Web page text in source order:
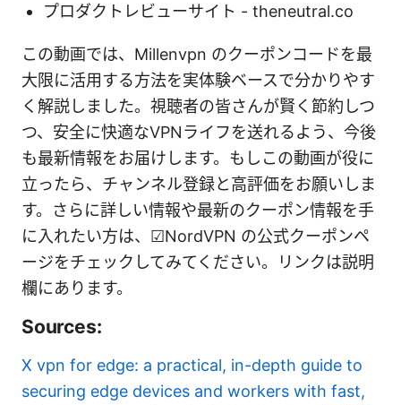
プロダクトレビューサイト - theneutral.co
この動画では、Millenvpn のクーポンコードを最
大限に活用する方法を実体験ベースで分かりやす
く解説しました。視聴者の皆さんが賢く節約しつ
つ、安全に快適なVPNライフを送れるよう、今後
も最新情報をお届けします。もしこの動画が役に
立ったら、チャンネル登録と高評価をお願いしま
す。さらに詳しい情報や最新のクーポン情報を手
に入れたい方は、☑︎NordVPN の公式クーポンペ
ージをチェックしてみてください。リンクは説明
欄にあります。
Sources:
X vpn for edge: a practical, in-depth guide to
securing edge devices and workers with fast,